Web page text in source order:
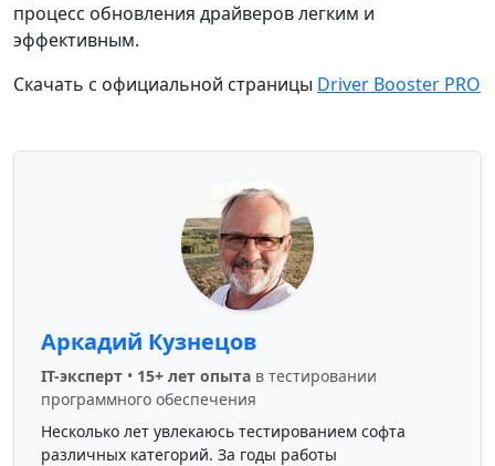
процесс обновления драйверов легким и
эффективным.
Скачать с официальной страницы Driver Booster PRO
Аркадий Кузнецов
IT-эксперт • 15+ лет опыта в тестировании
программного обеспечения
Несколько лет увлекаюсь тестированием софта
различных категорий. За годы работы